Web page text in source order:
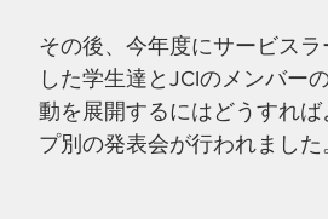
その後、今年度にサービス
した学生達とJCIのメンバー
動を展開するにはどうすれ
プ別の発表会が行われました